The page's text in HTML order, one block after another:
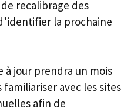
recalibrage des
la prochaine
à jour prendra un mois
avec les sites
afin de